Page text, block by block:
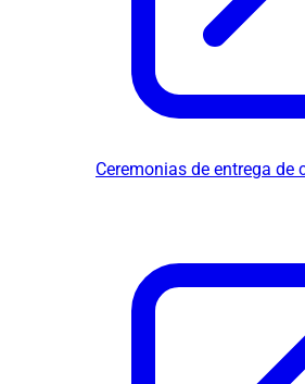
Ceremonias de entrega de